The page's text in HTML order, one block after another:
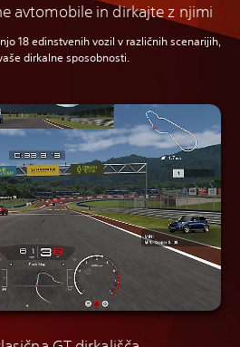
avtomobile in dirkajte z njimi
18 edinstvenih vozil v različnih scenarijih,
dirkalne sposobnosti.